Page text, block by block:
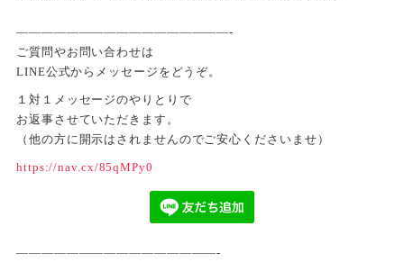
—————————————————-
ご質問やお問い合わせは
LINE公式からメッセージをどうぞ。
１対１メッセージのやりとりで
お返事させていただきます。
（他の方に開示はされませんのでご安心くださいませ）
https://nav.cx/85qMPy0
————————————————-